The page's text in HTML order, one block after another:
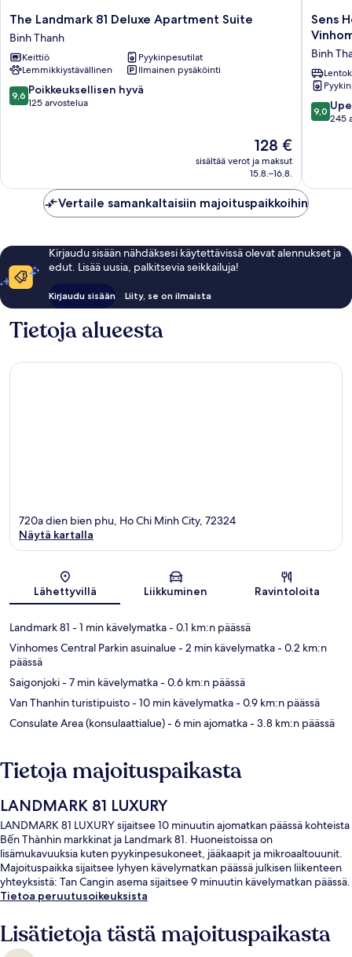
The
Landmark
81
Deluxe
Apartment
Suite
Binh
The Landmark 81 Deluxe Apartment Suite
Binh Thanh
Keittiö
Pyykinpesutilat
Lemmikkiystävällinen
Ilmainen pysäköinti
9.6
kautta
9,6 Poikkeuksellisen hyvä
125 arvostelua
Hinta
128 €
128 €
sisältää verot ja maksut
15.8.–16.8.
Sens
House
–
in
Sens
Binh
9.0
kautta
9,0
245
Vertaile samankaltaisiin majoituspaikkoihin
Kirjaudu sisään nähdäksesi käytettävissä olevat alennukset ja
edut. Lisää uusia, palkitsevia seikkailuja!
Kirjaudu sisään Liity, se on ilmaista
Tietoja alueesta
Kartta
720a dien bien phu, Ho Chi Minh City, 72324
Näytä kartalla
Lähettyvillä Liikkuminen Ravintoloita
Landmark 81 - 1 min kävelymatka- 0.1 km:n päässä
Vinhomes Central Parkin asuinalue- 2 min kävelymatka- 0.2 km:n
päässä
Saigonjoki- 7 min kävelymatka- 0.6 km:n päässä
Van Thanhin turistipuisto- 10 min kävelymatka- 0.9 km:n päässä
Consulate Area (konsulaattialue)- 6 min ajomatka- 3.8 km:n päässä
Tietoja majoituspaikasta
LANDMARK 81 LUXURY
LANDMARK 81 LUXURY sijaitsee 10 minuutin ajomatkan päässä kohteista
Bến Thànhin markkinat ja Landmark 81. Huoneistoissa on
lisämukavuuksia kuten pyykinpesukoneet, jääkaapit ja mikroaaltouunit.
Majoituspaikka sijaitsee lyhyen kävelymatkan päässä julkisen liikenteen
yhteyksistä: Tan Cangin asema sijaitsee 9 minuutin kävelymatkan päässä.
Tietoa peruutusoikeuksista
Lisätietoja tästä majoituspaikasta